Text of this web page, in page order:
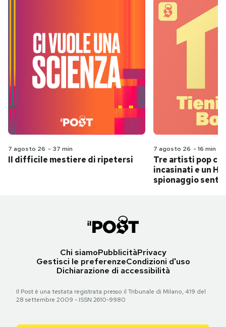
7 agosto 26 - 37 min
Il difficile mestiere di ripetersi
7 agosto 26 - 16 min
Tre artisti pop
incasinati e un
spionaggio
Chi siamoPubblicitàPrivacy
Gestisci le preferenzeCondizioni d'uso
Dichiarazione di accessibilità
Il Post è una testata registrata presso il Tribunale di Milano, 419 del
28 settembre 2009 - ISSN 2610-9980